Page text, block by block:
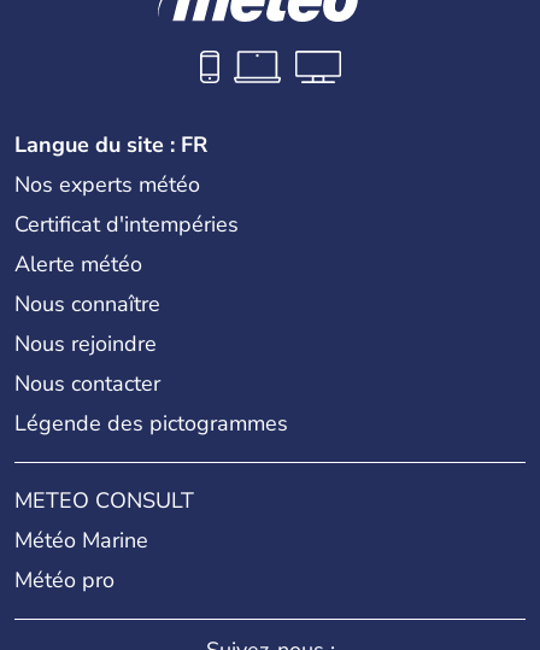
Langue du site : FR
Nos experts météo
Certificat d'intempéries
Alerte météo
Nous connaître
Nous rejoindre
Nous contacter
Légende des pictogrammes
METEO CONSULT
Météo Marine
Météo pro